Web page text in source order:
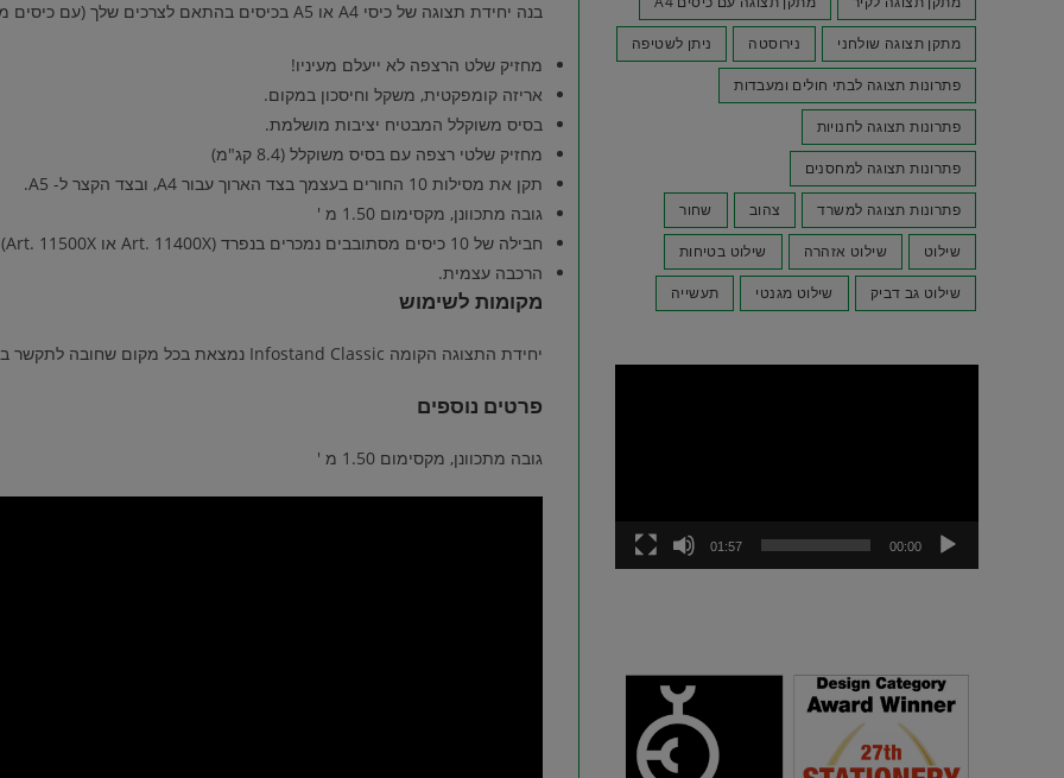
בנה יחידת תצוגה של כיסי A4 או A5 בכיסים בהתאם לצרכים שלך (עם כיסים מסתובבים Art.11400X או Art.11500X.).
מחזיק שלט הרצפה לא ייעלם מעיניו!
אריזה קומפקטית, משקל וחיסכון במקום.
בסיס משוקלל המבטיח יציבות מושלמת.
מחזיק שלטי רצפה עם בסיס משוקלל (8.4 קג"מ)
תקן את מסילות 10 החורים בעצמך בצד הארוך עבור A4, ובצד הקצר ל- A5.
גובה מתכוונן, מקסימום 1.50 מ '
חבילה של 10 כיסים מסתובבים נמכרים בנפרד (Art. 11400X או Art. 11500X).
הרכבה עצמית.
מקומות לשימוש
יחידת התצוגה הקומה Infostand Classic נמצאת בכל מקום שחובה לתקשר בצורה יעילה: אולמות קבלה, חנויות …
פרטים נוספים
גובה מתכוונן, מקסימום 1.50 מ '
מתקן תצוגה שולחני נירוסטה ניתן לשטיפה
פתרונות תצוגה לבתי חולים ומעבדות
פתרונות תצוגה לחנויות
פתרונות תצוגה למחסנים
פתרונות תצוגה למשרד צהוב שחור
שילוט שילוט אזהרה שילוט בטיחות
שילוט גב דביק שילוט מגנטי תעשייה
00:00
01:57